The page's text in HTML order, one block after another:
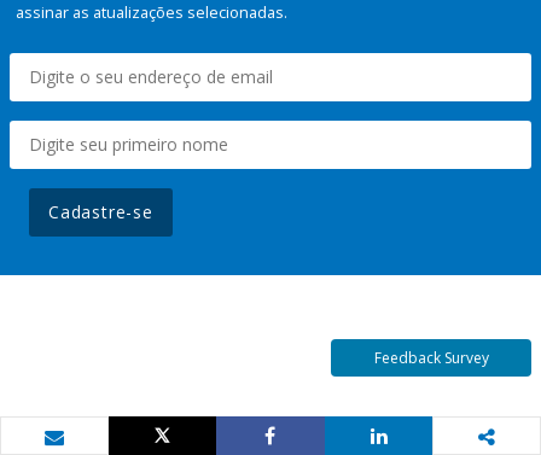
assinar as atualizações selecionadas.
Cadastre-se
Feedback Survey